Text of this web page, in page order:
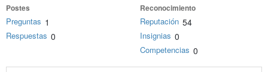
Postes
Preguntas 1
Respuestas 0
Reconocimiento
Reputación 54
Insignias 0
Competencias 0